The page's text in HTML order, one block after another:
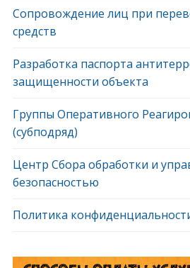
Сопровождение лиц при
средств
Разработка паспорта
защищенности объекта
Группы Оперативного
(субподряд)
Центр Сбора обработки и
безопасностью
Политика